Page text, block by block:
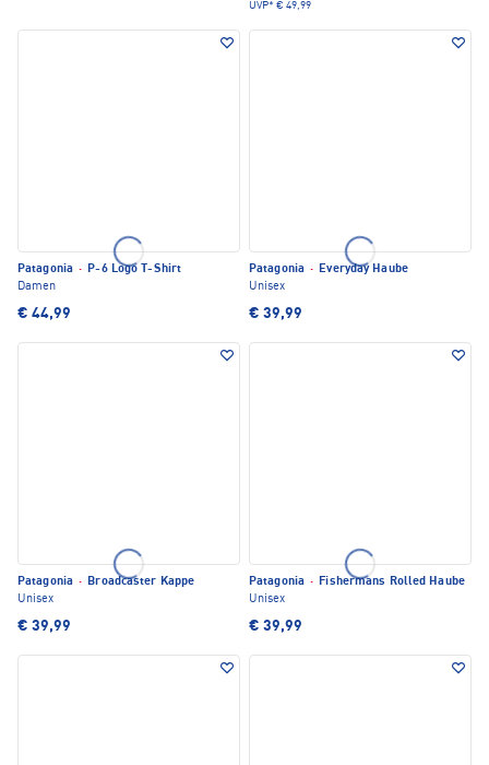
UVP* € 49,99
Patagonia · P-6 Logo T-Shirt
Damen
€ 44,99
Patagonia · Everyday Haube
Unisex
€ 39,99
Patagonia · Broadcaster Kappe
Unisex
€ 39,99
Patagonia · Fishermans Rolled Haube
Unisex
€ 39,99